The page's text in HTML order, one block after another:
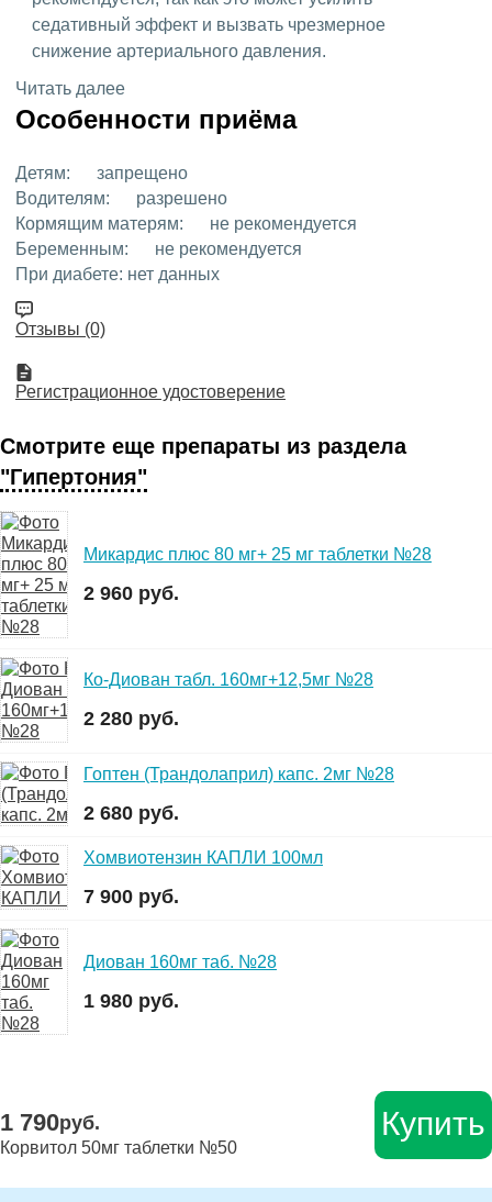
седативный эффект и вызвать чрезмерное
снижение артериального давления.
Читать далее
Особенности приёма
Детям:
запрещено
Водителям:
разрешено
Кормящим матерям:
не рекомендуется
Беременным:
не рекомендуется
При диабете: нет данных
Отзывы (0)
Регистрационное удостоверение
Смотрите еще препараты из раздела
"Гипертония"
Микардис плюс 80 мг+ 25 мг таблетки №28
2 960 руб.
Ко-Диован табл. 160мг+12,5мг №28
2 280 руб.
Гоптен (Трандолаприл) капс. 2мг №28
2 680 руб.
Хомвиотензин КАПЛИ 100мл
7 900 руб.
Диован 160мг таб. №28
1 980 руб.
1 790руб.
Корвитол 50мг таблетки №50
Купить